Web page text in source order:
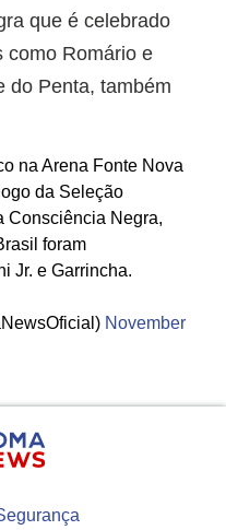
que é celebrado
como Romário e
do Penta, também
na Arena Fonte Nova
da Seleção
Consciência Negra,
foram
Jr. e Garrincha.
November